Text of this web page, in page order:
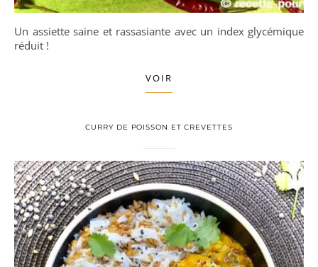
Un assiette saine et rassasiante avec un index glycémique
réduit !
VOIR
CURRY DE POISSON ET CREVETTES